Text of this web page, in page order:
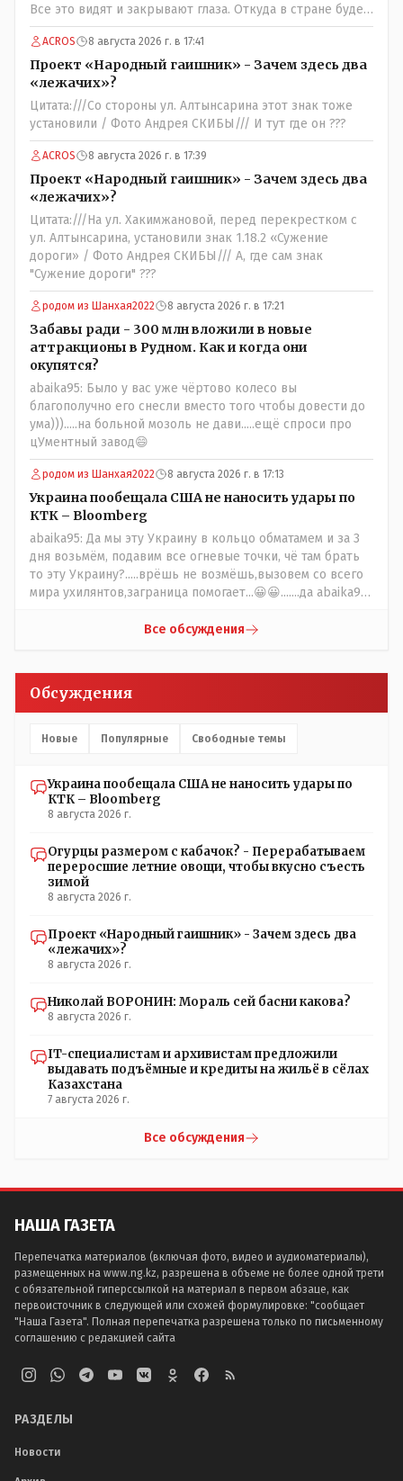
Все это видят и закрывают глаза. Откуда в стране будет
порядок?
ACROS 8 августа 2026 г. в 17:41
Проект «Народный гаишник» - Зачем здесь два
«лежачих»?
Цитата:///Со стороны ул. Алтынсарина этот знак тоже
установили / Фото Андрея СКИБЫ/// И тут где он ???
ACROS 8 августа 2026 г. в 17:39
Проект «Народный гаишник» - Зачем здесь два
«лежачих»?
Цитата:///На ул. Хакимжановой, перед перекрестком с
ул. Алтынсарина, установили знак 1.18.2 «Сужение
дороги» / Фото Андрея СКИБЫ/// А, где сам знак
"Сужение дороги" ???
родом из Шанхая2022 8 августа 2026 г. в 17:21
Забавы ради - 300 млн вложили в новые
аттракционы в Рудном. Как и когда они
окупятся?
abaika95: Было у вас уже чёртово колесо вы
благополучно его снесли вместо того чтобы довести до
ума))).....на больной мозоль не дави.....ещё спроси про
цУментный завод😄
родом из Шанхая2022 8 августа 2026 г. в 17:13
Украина пообещала США не наносить удары по
КТК – Bloomberg
abaika95: Да мы эту Украину в кольцо обматамем и за 3
дня возьмём, подавим все огневые точки, чё там брать
то эту Украину?.....врёшь не возмёшь,вызовем со всего
мира ухилянтов,заграница помогает...😀😀.......да abaika95
Все обсуждения
Обсуждения
Новые Популярные Свободные темы
Украина пообещала США не наносить удары по
КТК – Bloomberg
8 августа 2026 г.
Огурцы размером с кабачок? - Перерабатываем
переросшие летние овощи, чтобы вкусно съесть
зимой
8 августа 2026 г.
Проект «Народный гаишник» - Зачем здесь два
«лежачих»?
8 августа 2026 г.
Николай ВОРОНИН: Мораль сей басни какова?
8 августа 2026 г.
IT-специалистам и архивистам предложили
выдавать подъёмные и кредиты на жильё в сёлах
Казахстана
7 августа 2026 г.
Все обсуждения
НАША ГАЗЕТА
Перепечатка материалов (включая фото, видео и аудиоматериалы),
размещенных на www.ng.kz, разрешена в объеме не более одной трети
с обязательной гиперссылкой на материал в первом абзаце, как
первоисточник в следующей или схожей формулировке: "сообщает
"Наша Газета". Полная перепечатка разрешена только по письменному
соглашению с редакцией сайта
РАЗДЕЛЫ
Новости